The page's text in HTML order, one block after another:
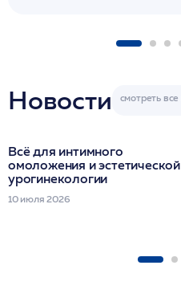
Новости
Всё для интимного
омоложения и эстетической
урогинекологии
10 июля 2026